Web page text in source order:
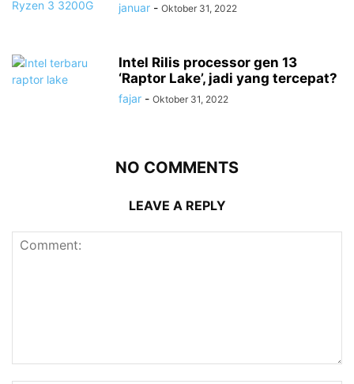
januar - Oktober 31, 2022
Intel Rilis processor gen 13
‘Raptor Lake’, jadi yang tercepat?
fajar - Oktober 31, 2022
NO COMMENTS
LEAVE A REPLY